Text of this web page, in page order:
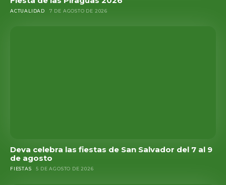
ACTUALIDAD 7 DE AGOSTO DE 2026
Deva celebra las fiestas de San Salvador del 7 al 9
de agosto
FIESTAS 5 DE AGOSTO DE 2026